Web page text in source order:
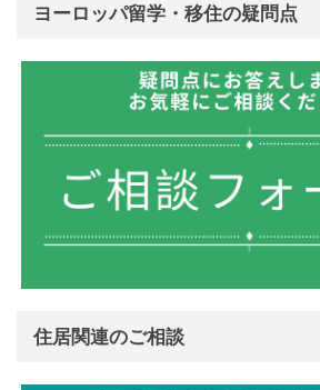
ヨーロッパ留学・移住の疑問点
住居関連のご相談